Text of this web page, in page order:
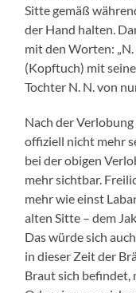
Sitte gemäß
der Hand halten.
mit den Worten:
(Kopftuch) mit
Tochter N. N. von
Nach der
offiziell nicht mehr
bei der obigen
mehr sichtbar.
mehr wie einst
alten Sitte – dem
Das würde sich
in dieser Zeit der
Braut sich befindet,